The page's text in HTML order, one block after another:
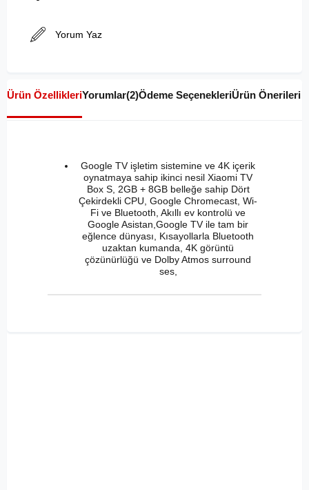
Yorum Yaz
Ürün ÖzellikleriYorumlar(2)Ödeme SeçenekleriÜrün Önerileri
Google TV işletim sistemine ve 4K içerik
oynatmaya sahip ikinci nesil Xiaomi TV
Box S, 2GB + 8GB belleğe sahip Dört
Çekirdekli CPU, Google Chromecast, Wi-
Fi ve Bluetooth, Akıllı ev kontrolü ve
Google Asistan,Google TV ile tam bir
eğlence dünyası, Kısayollarla Bluetooth
uzaktan kumanda, 4K görüntü
çözünürlüğü ve Dolby Atmos surround
ses,